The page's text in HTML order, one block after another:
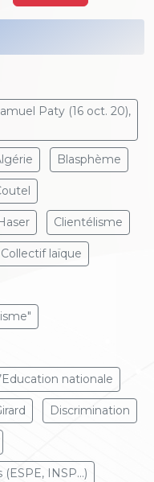
Paty (16 oct. 20),
Blasphème
Clientélisme
Collectif laïque
nationale
Discrimination
INSP...)